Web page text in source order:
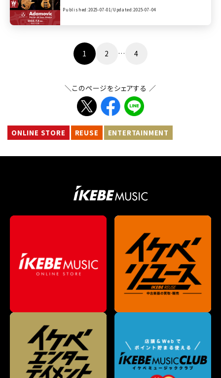
Published:2025-07-01/Updated:2025-07-04
送
1 2 … 4
＼このページをシェアする ／
ONLINE STORE REUSE ENTERTAINMENT